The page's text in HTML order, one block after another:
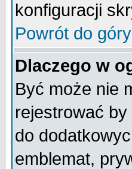
konfiguracji
Powrót do góry
Dlaczego w
Być może nie
rejestrować
do
emblemat,